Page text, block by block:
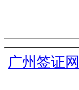
广州签证网